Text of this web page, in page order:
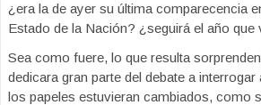
¿era la de ayer su última comparecencia
Estado de la Nación? ¿seguirá el año que
Sea como fuere, lo que resulta
dedicara gran parte del debate a
los papeles estuvieran cambiados, como